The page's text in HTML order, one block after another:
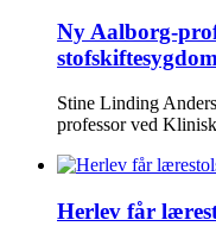
Ny Aalborg-
Stine Linding
professor ved
Herlev får